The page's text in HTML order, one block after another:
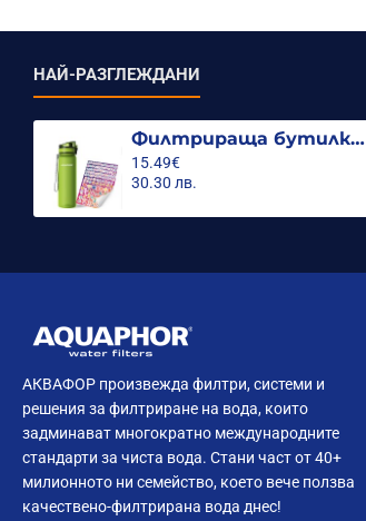
НАЙ-РАЗГЛЕЖДАНИ
Филтрираща бутилка City 500ml.
15.49€
30.30 лв.
АКВАФОР произвежда филтри, системи и
решения за филтриране на вода, които
задминават многократно международните
стандарти за чиста вода. Стани част от 40+
милионното ни семейство, което вече ползва
качествено-филтрирана вода днес!